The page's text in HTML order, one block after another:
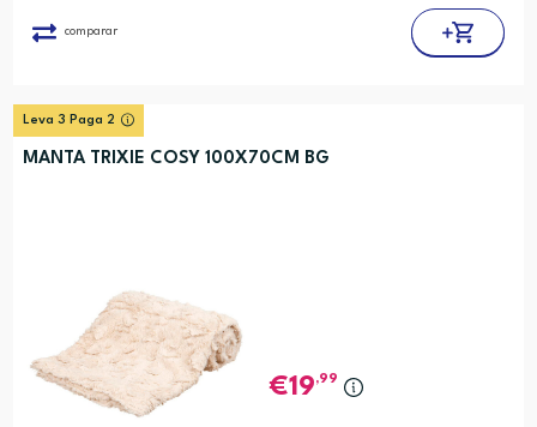
comparar
Leva 3 Paga 2
MANTA TRIXIE COSY 100X70CM BG
19,99